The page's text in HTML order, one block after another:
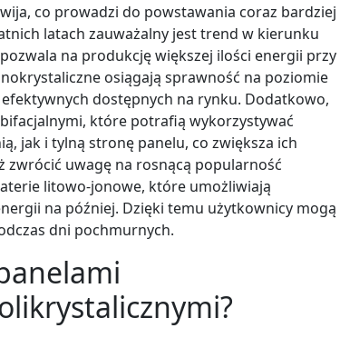
co prowadzi do powstawania coraz bardziej
latach zauważalny jest trend w kierunku
na produkcję większej ilości energii przy
osiągają sprawność na poziomie
dostępnych na rynku. Dodatkowo,
które potrafią wykorzystywać
jak i tylną stronę panelu, co zwiększa ich
zwrócić uwagę na rosnącą popularność
litowo-jonowe, które umożliwiają
na później. Dzięki temu użytkownicy mogą
dni pochmurnych.